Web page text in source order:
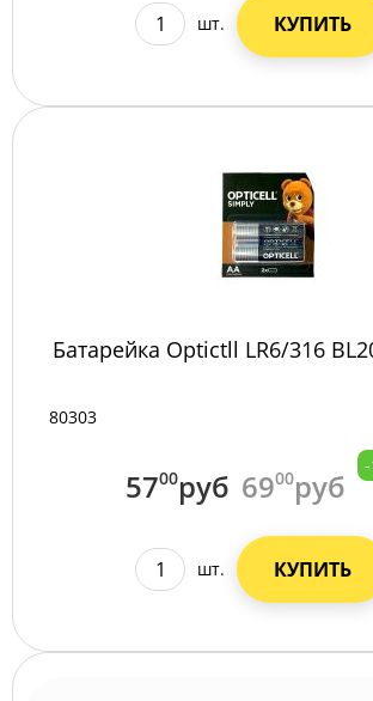
шт. КУПИТЬ
Батарейка Оptictll LR6/316
80303
5700руб 6900руб
шт. КУПИТЬ